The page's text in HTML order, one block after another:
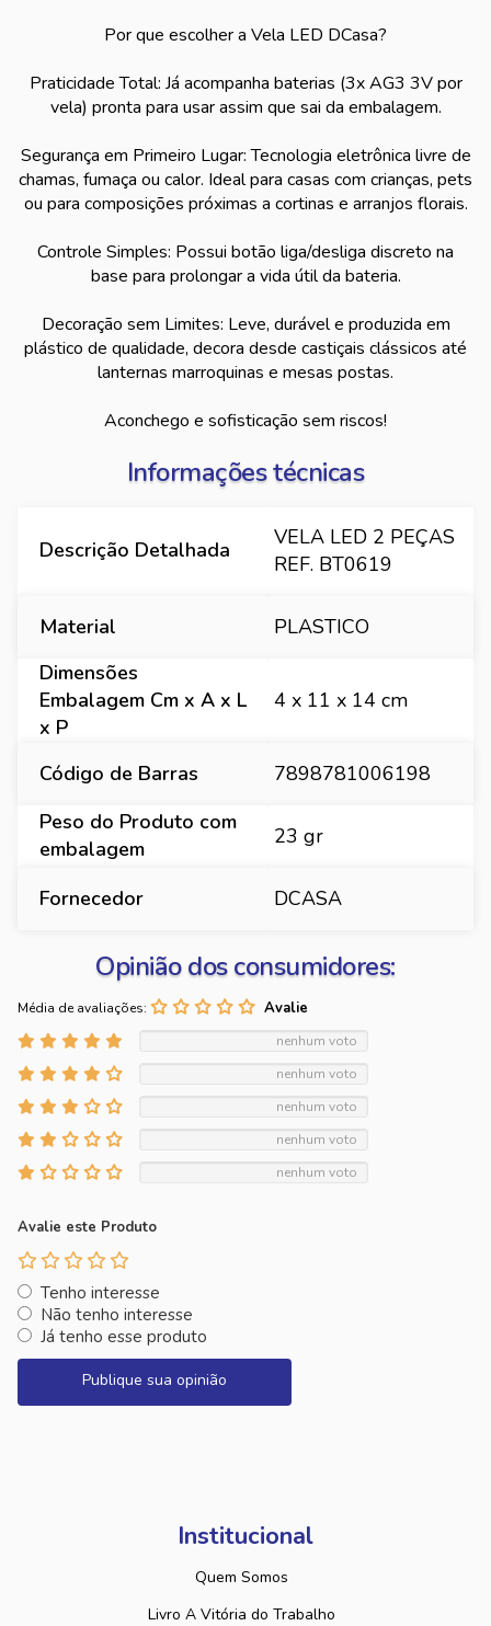
Por que escolher a Vela LED DCasa?
Praticidade Total: Já acompanha baterias (3x AG3 3V por
vela) pronta para usar assim que sai da embalagem.
Segurança em Primeiro Lugar: Tecnologia eletrônica livre de
chamas, fumaça ou calor. Ideal para casas com crianças, pets
ou para composições próximas a cortinas e arranjos florais.
Controle Simples: Possui botão liga/desliga discreto na
base para prolongar a vida útil da bateria.
Decoração sem Limites: Leve, durável e produzida em
plástico de qualidade, decora desde castiçais clássicos até
lanternas marroquinas e mesas postas.
Aconchego e sofisticação sem riscos!
Informações técnicas
Descrição Detalhada
VELA LED 2 PEÇAS
REF. BT0619
Material
PLASTICO
Dimensões
Embalagem Cm x A x L
x P
4 x 11 x 14 cm
Código de Barras
7898781006198
Peso do Produto com
embalagem
23 gr
Fornecedor DCASA
Opinião dos consumidores:
Média de avaliações:
nenhum voto
nenhum voto
nenhum voto
nenhum voto
nenhum voto
Avalie este Produto
Tenho interesse
Não tenho interesse
Já tenho esse produto
Publique sua opinião
Institucional
Quem Somos
Livro A Vitória do Trabalho